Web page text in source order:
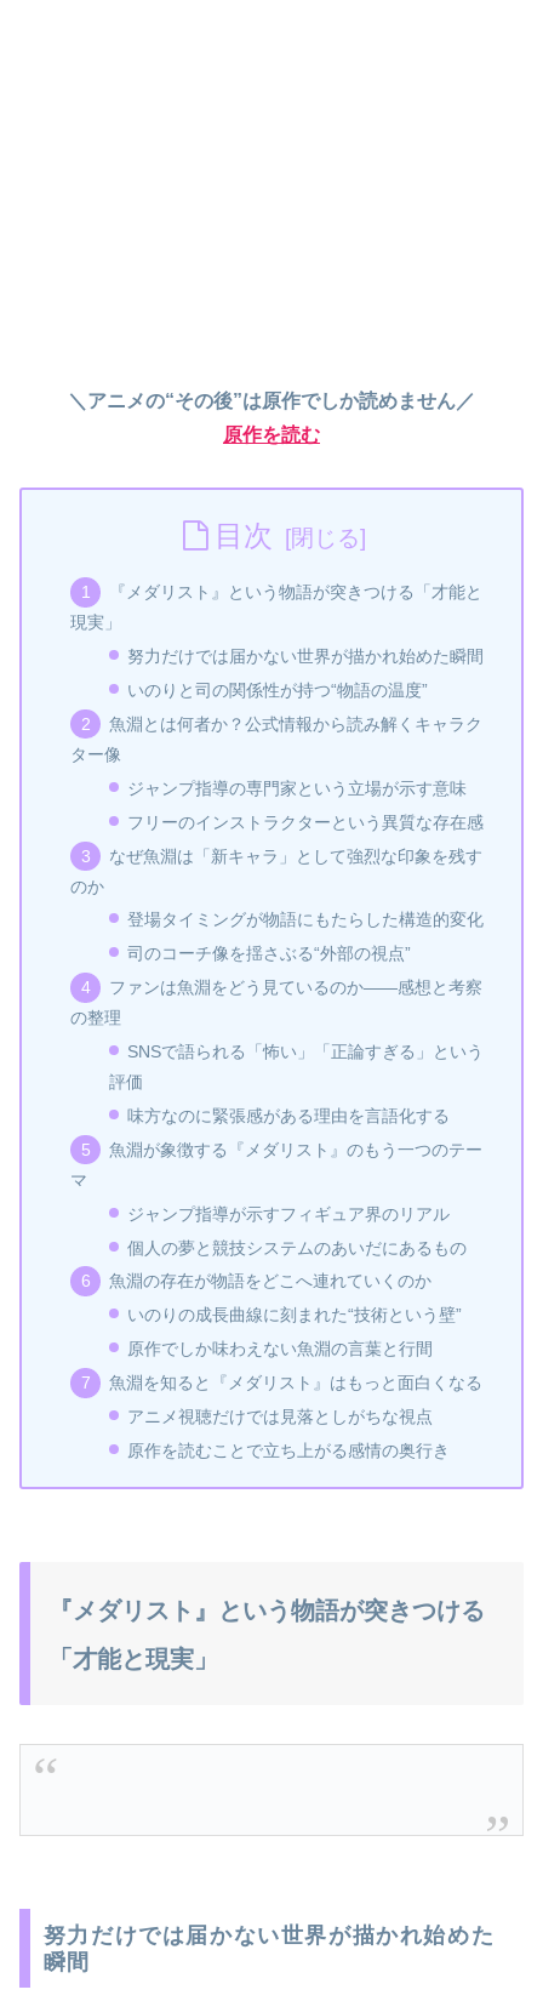
＼アニメの“その後”は原作でしか読めません／
原作を読む
目次
『メダリスト』という物語が突きつける「才能と
現実」
努力だけでは届かない世界が描かれ始めた瞬間
いのりと司の関係性が持つ“物語の温度”
魚淵とは何者か？公式情報から読み解くキャラク
ター像
ジャンプ指導の専門家という立場が示す意味
フリーのインストラクターという異質な存在感
なぜ魚淵は「新キャラ」として強烈な印象を残す
のか
登場タイミングが物語にもたらした構造的変化
司のコーチ像を揺さぶる“外部の視点”
ファンは魚淵をどう見ているのか――感想と考察
の整理
SNSで語られる「怖い」「正論すぎる」という
評価
味方なのに緊張感がある理由を言語化する
魚淵が象徴する『メダリスト』のもう一つのテー
マ
ジャンプ指導が示すフィギュア界のリアル
個人の夢と競技システムのあいだにあるもの
魚淵の存在が物語をどこへ連れていくのか
いのりの成長曲線に刻まれた“技術という壁”
原作でしか味わえない魚淵の言葉と行間
魚淵を知ると『メダリスト』はもっと面白くなる
アニメ視聴だけでは見落としがちな視点
原作を読むことで立ち上がる感情の奥行き
『メダリスト』という物語が突きつける
「才能と現実」
努力だけでは届かない世界が描かれ始めた
瞬間